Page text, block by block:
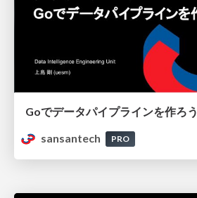
Goでデータパイプラインを作ろう
sansantech
PRO